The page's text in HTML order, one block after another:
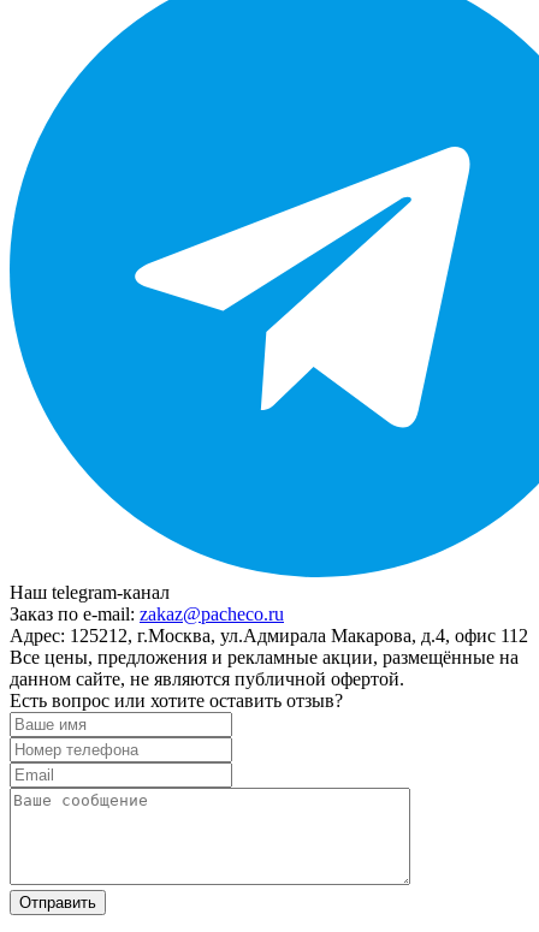
Наш telegram-канал
Заказ по e-mail: zakaz@pacheco.ru
Адрес: 125212, г.Москва, ул.Адмирала Макарова, д.4, офис 112
Все цены, предложения и рекламные акции, размещённые на
данном сайте, не являются публичной офертой.
Есть вопрос или хотите оставить отзыв?